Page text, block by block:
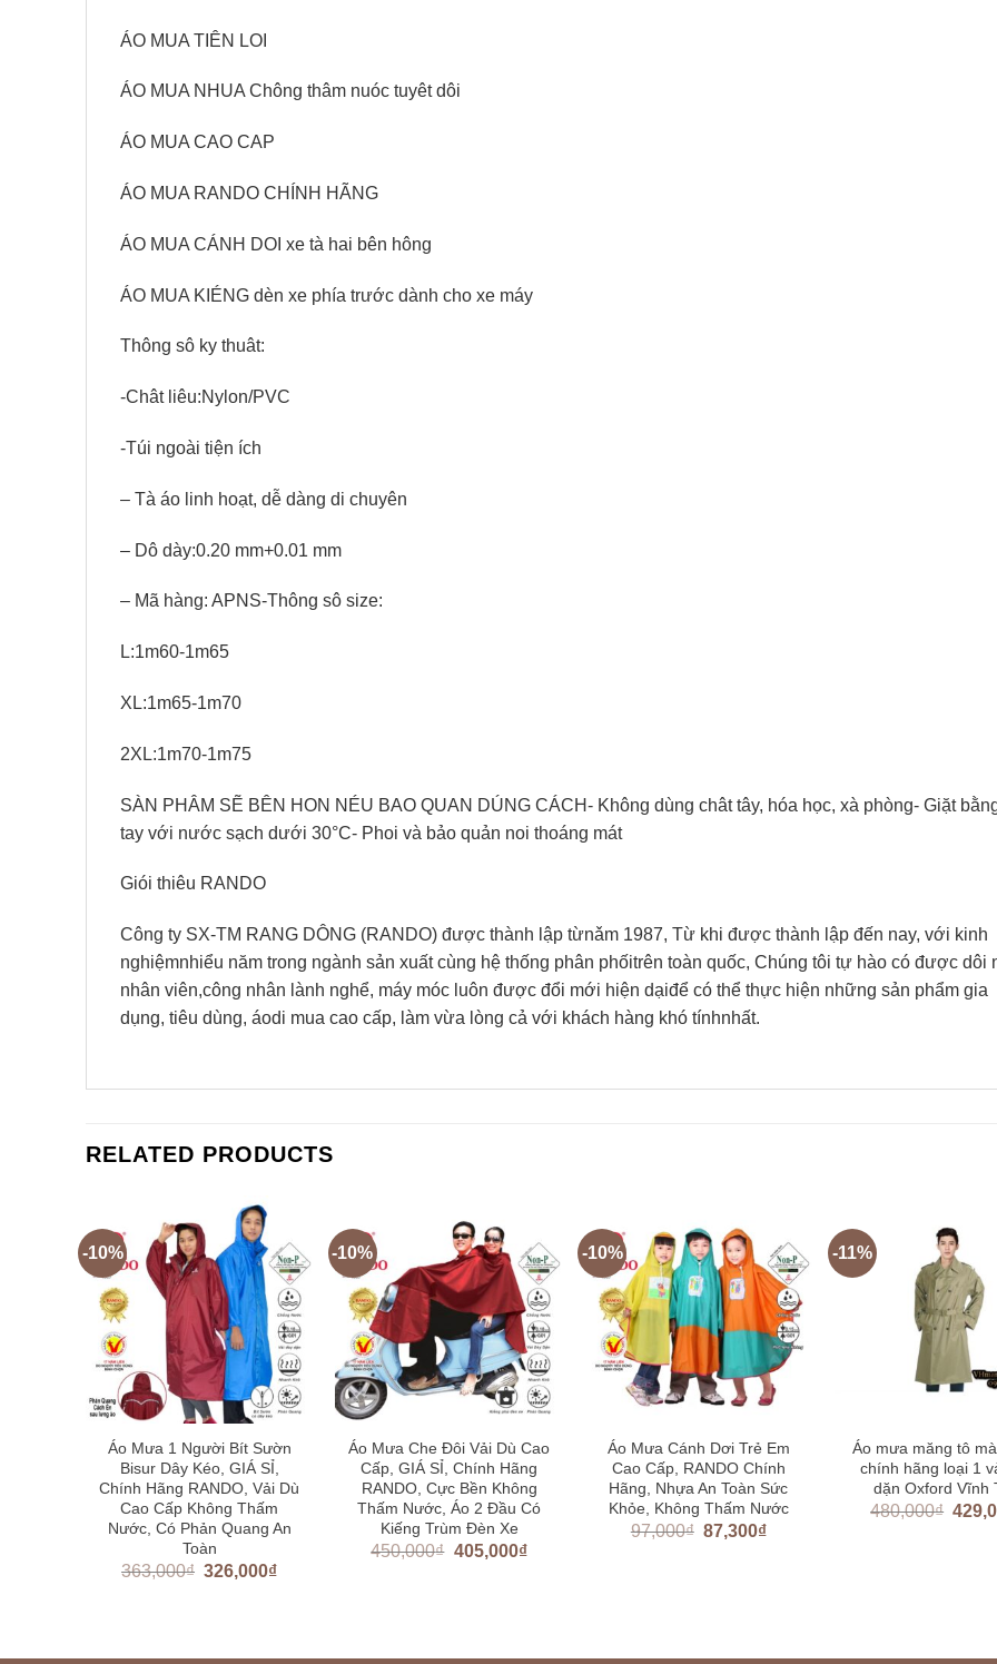
ÁO MUA TIÊN LOI
ÁO MUA NHUA Chông thâm nuóc tuyêt dôi
ÁO MUA CAO CAP
ÁO MUA RANDO CHÍNH HÃNG
ÁO MUA CÁNH DOI xe tà hai bên hông
ÁO MUA KIÉNG dèn xe phía trước dành cho xe máy
Thông sô ky thuât:
-Chât liêu:Nylon/PVC
-Túi ngoài tiện ích
– Tà áo linh hoạt, dễ dàng di chuyên
– Dô dày:0.20 mm+0.01 mm
– Mã hàng: APNS-Thông sô size:
L:1m60-1m65
XL:1m65-1m70
2XL:1m70-1m75
SÀN PHÂM SẼ BÊN HON NÉU BAO QUAN DÚNG CÁCH- Không dùng chât tây, hóa học, xà phòng- Giặt
tay với nước sạch dưới 30°C- Phoi và bảo quản noi thoáng mát
Giói thiêu RANDO
Công ty SX-TM RANG DÔNG (RANDO) được thành lập từnǎm 1987, Từ khi được thành lập đến nay, với kinh
nghiệmnhiểu năm trong ngành sản xuất cùng hệ thống phân phốitrên toàn quốc, Chúng tôi tự hào có được dôi
nhân viên,công nhân lành nghể, máy móc luôn được đổi mới hiện dạiđể có thể thực hiện những sản phẩm gia
dụng, tiêu dùng, áodi mua cao cấp, làm vừa lòng cả với khách hàng khó tínhnhất.
RELATED PRODUCTS
-10%
Áo Mưa 1 Người Bít Sườn
Bisur Dây Kéo, GIÁ SỈ,
Chính Hãng RANDO, Vải Dù
Cao Cấp Không Thấm
Nước, Có Phản Quang An
Toàn
363,000₫ 326,000₫
-10%
Áo Mưa Che Đôi Vải Dù Cao
Cấp, GIÁ SỈ, Chính Hãng
RANDO, Cực Bền Không
Thấm Nước, Áo 2 Đầu Có
Kiếng Trùm Đèn Xe
450,000₫ 405,000₫
-10%
Áo Mưa Cánh Dơi Trẻ Em
Cao Cấp, RANDO Chính
Hãng, Nhựa An Toàn Sức
Khỏe, Không Thấm Nước
97,000₫ 87,300₫
-11%
Áo mưa măng tô
chính hãng loại 1
dặn Oxford Vĩnh
480,000₫